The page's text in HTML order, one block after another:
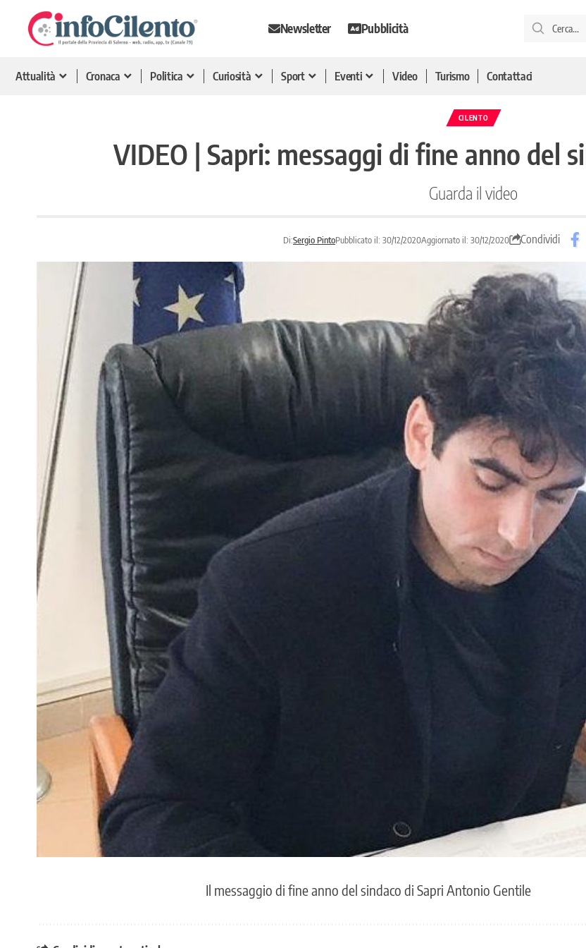
Newsletter Pubblicità
Attualità Cronaca Politica Curiosità Sport Eventi Video Turismo Contattaci
CILENTO
VIDEO | Sapri: messaggi di fine anno del
Guarda il video
Di:Sergio PintoPubblicato il: 30/12/2020Aggiornato il: 30/12/2020 Condividi
Il messaggio di fine anno del sindaco di Sapri Antonio Gentile